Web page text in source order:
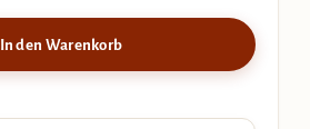
In den Warenkorb